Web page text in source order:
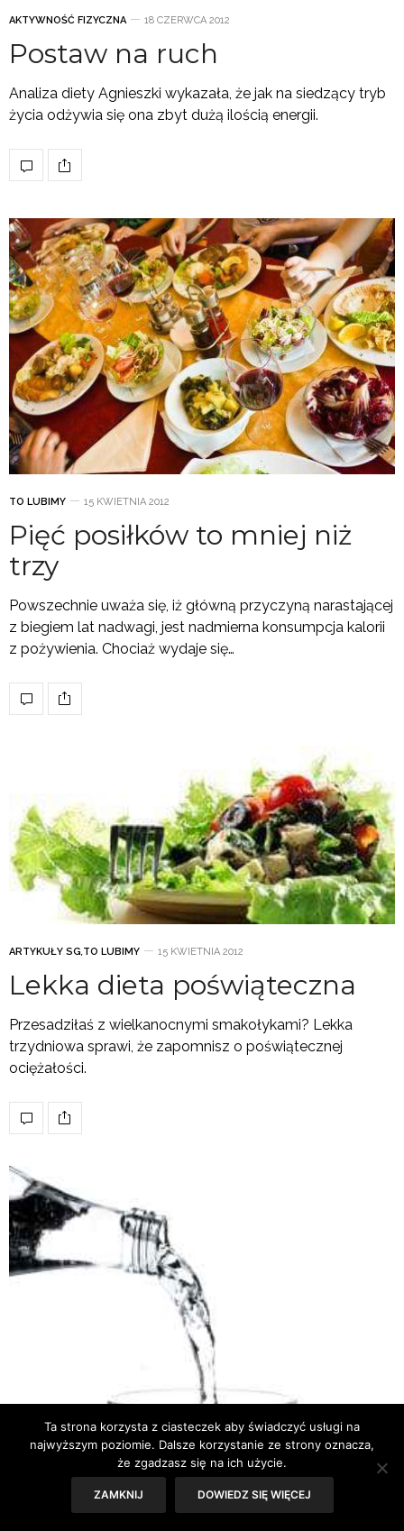
AKTYWNOŚĆ FIZYCZNA 18 CZERWCA 2012
Postaw na ruch
Analiza diety Agnieszki wykazała, że jak na siedzący tryb
życia odżywia się ona zbyt dużą ilością energii.
TO LUBIMY 15 KWIETNIA 2012
Pięć posiłków to mniej niż
trzy
Powszechnie uważa się, iż główną przyczyną narastającej
z biegiem lat nadwagi, jest nadmierna konsumpcja kalorii
z pożywienia. Chociaż wydaje się…
ARTYKUŁY SG,TO LUBIMY 15 KWIETNIA 2012
Lekka dieta poświąteczna
Przesadziłaś z wielkanocnymi smakołykami? Lekka
trzydniowa sprawi, że zapomnisz o poświątecznej
ociężałości.
Ta strona korzysta z ciasteczek aby świadczyć usługi na
najwyższym poziomie. Dalsze korzystanie ze strony oznacza,
że zgadzasz się na ich użycie.
ZAMKNIJ DOWIEDZ SIĘ WIĘCEJ